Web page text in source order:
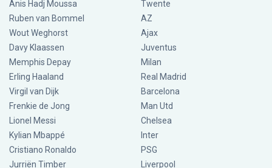
Anis Hadj Moussa
Ruben van Bommel
Wout Weghorst
Davy Klaassen
Memphis Depay
Erling Haaland
Virgil van Dijk
Frenkie de Jong
Lionel Messi
Kylian Mbappé
Cristiano Ronaldo
Jurriën Timber
Twente
AZ
Ajax
Juventus
Milan
Real Madrid
Barcelona
Man Utd
Chelsea
Inter
PSG
Liverpool